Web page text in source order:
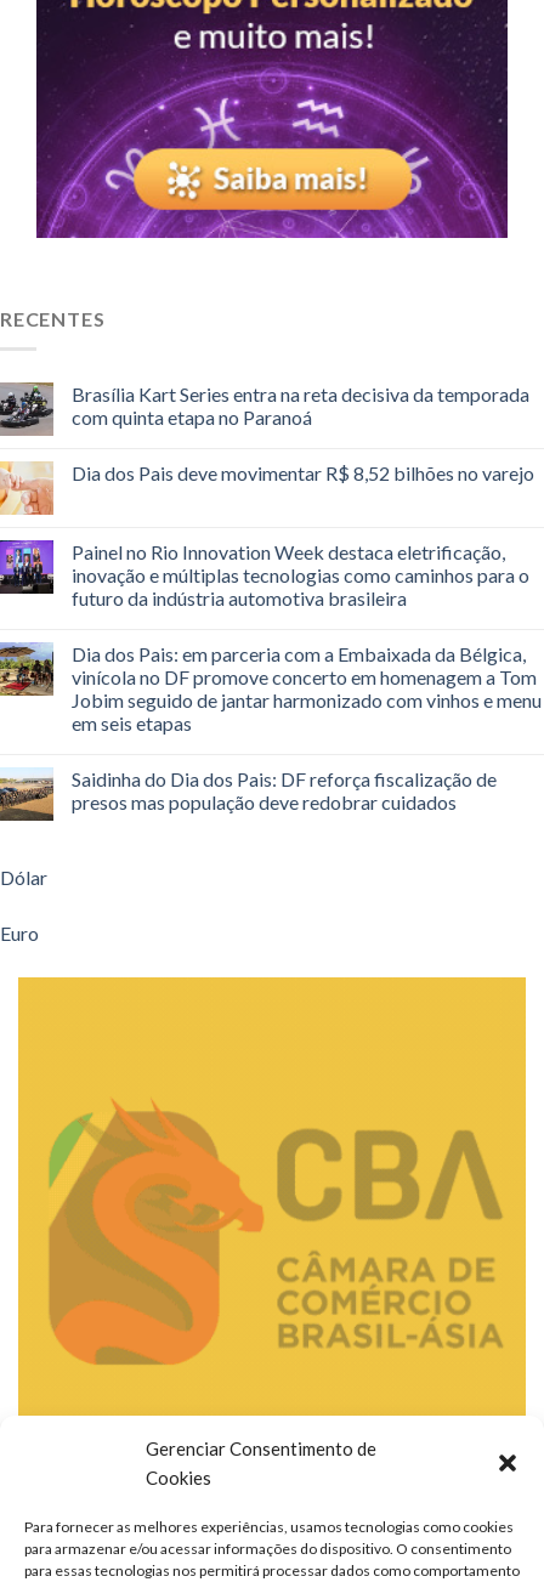
Gerenciar Consentimento de
Cookies
Para fornecer as melhores experiências, usamos tecnologias como cookies
para armazenar e/ou acessar informações do dispositivo. O consentimento
para essas tecnologias nos permitirá processar dados como comportamento
RECENTES
Brasília Kart Series entra na reta decisiva da temporada
com quinta etapa no Paranoá
Dia dos Pais deve movimentar R$ 8,52 bilhões no varejo
Painel no Rio Innovation Week destaca eletrificação,
inovação e múltiplas tecnologias como caminhos para o
futuro da indústria automotiva brasileira
Dia dos Pais: em parceria com a Embaixada da Bélgica,
vinícola no DF promove concerto em homenagem a Tom
Jobim seguido de jantar harmonizado com vinhos e menu
em seis etapas
Saidinha do Dia dos Pais: DF reforça fiscalização de
presos mas população deve redobrar cuidados
Dólar
Euro